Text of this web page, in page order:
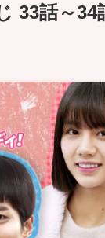
33話～34